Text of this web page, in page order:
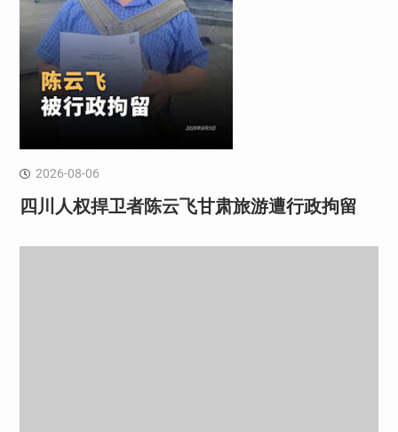
2026-08-06
四川人权捍卫者陈云飞甘肃旅游遭行政拘留